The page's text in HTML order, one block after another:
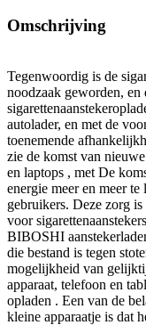
Omschrijving
Tegenwoordig is de
noodzaak geworden,
autolader, en met de
toenemende
zie de komst van
en laptops , met De
energie meer en meer
gebruikers. Deze zorg
voor
BIBOSHI
die bestand is tegen
mogelijkheid van
apparaat, telefoon en
opladen . Een van de
kleine apparaatje is dat